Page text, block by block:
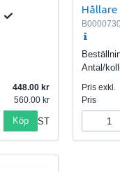
448.00
560.00
Köp ST
Hållare
Antal/
Pris exkl.
Pris